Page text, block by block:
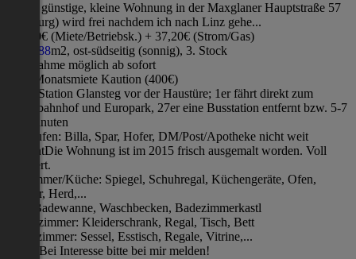
Meine günstige, kleine Wohnung in der Maxglaner Hauptstraße 57
(Salzburg) wird frei nachdem ich nach Linz gehe...
300,30€ (Miete/Betriebsk.) + 37,20€ (Strom/Gas)
88m2, ost-südseitig (sonnig), 3. Stock
Übernahme möglich ab sofort
ca. 1 Monatsmiete Kaution (400€)
Öffis: Station Glansteg vor der Haustüre; 1er fährt direkt zum
Hauptbahnhof und Europark, 27er eine Busstation entfernt bzw. 5-7
Gehminuten
Einkaufen: Billa, Spar, Hofer, DM/Post/Apotheke nicht weit
entferntDie Wohnung ist im 2015 frisch ausgemalt worden. Voll
möbliert.
Vorzimmer/Küche: Spiegel, Schuhregal, Küchengeräte, Ofen,
Toaster, Herd,...
Bad: Badewanne, Waschbecken, Badezimmerkastl
Schlafzimmer: Kleiderschrank, Regal, Tisch, Bett
Wohnzimmer: Sessel, Esstisch, Regale, Vitrine,...
Usw...Bei Interesse bitte bei mir melden!